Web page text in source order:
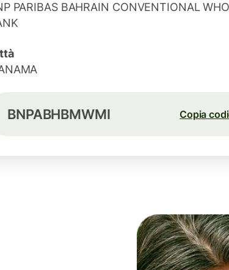
PARIBAS BAHRAIN CONVENTIONAL
BNPABHBMWMI Copia